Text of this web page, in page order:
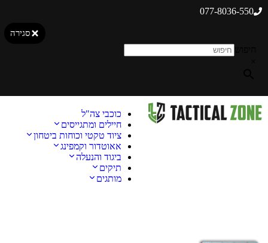
077-8036-550
סגירה
כוכבי צה"ל
חיילים ומתגייסים
ציוד טקטי וכוחות ביטחון
אאוטדור וקמפינג
ביגוד והנעלה
תיקים
מותגים